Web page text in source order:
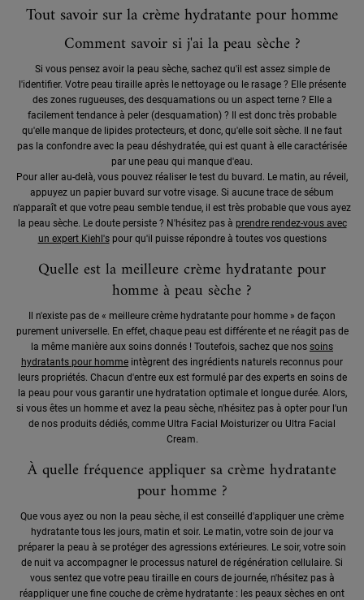
Tout savoir sur la crème hydratante pour homme
Comment savoir si j'ai la peau sèche ?
Si vous pensez avoir la peau sèche, sachez qu'il est assez simple de
l'identifier. Votre peau tiraille après le nettoyage ou le rasage ? Elle présente
des zones rugueuses, des desquamations ou un aspect terne ? Elle a
facilement tendance à peler (desquamation) ? Il est donc très probable
qu'elle manque de lipides protecteurs, et donc, qu'elle soit sèche. Il ne faut
pas la confondre avec la peau déshydratée, qui est quant à elle caractérisée
par une peau qui manque d'eau.
Pour aller au-delà, vous pouvez réaliser le test du buvard. Le matin, au réveil,
appuyez un papier buvard sur votre visage. Si aucune trace de sébum
n'apparaît et que votre peau semble tendue, il est très probable que vous ayez
la peau sèche. Le doute persiste ? N'hésitez pas à prendre rendez-vous avec
un expert Kiehl'spour qu'il puisse répondre à toutes vos questions
Quelle est la meilleure crème hydratante pour
homme à peau sèche ?
Il n'existe pas de « meilleure crème hydratante pour homme » de façon
purement universelle. En effet, chaque peau est différente et ne réagit pas de
la même manière aux soins donnés ! Toutefois, sachez que nos soins
hydratants pour homme intègrent des ingrédients naturels reconnus pour
leurs propriétés. Chacun d'entre eux est formulé par des experts en soins de
la peau pour vous garantir une hydratation optimale et longue durée. Alors,
si vous êtes un homme et avez la peau sèche, n'hésitez pas à opter pour l'un
de nos produits dédiés, comme Ultra Facial Moisturizer ou Ultra Facial
Cream.
À quelle fréquence appliquer sa crème hydratante
pour homme ?
Que vous ayez ou non la peau sèche, il est conseillé d'appliquer une crème
hydratante tous les jours, matin et soir. Le matin, votre soin de jour va
préparer la peau à se protéger des agressions extérieures. Le soir, votre soin
de nuit va accompagner le processus naturel de régénération cellulaire. Si
vous sentez que votre peau tiraille en cours de journée, n'hésitez pas à
réappliquer une fine couche de crème hydratante : les peaux sèches en ont